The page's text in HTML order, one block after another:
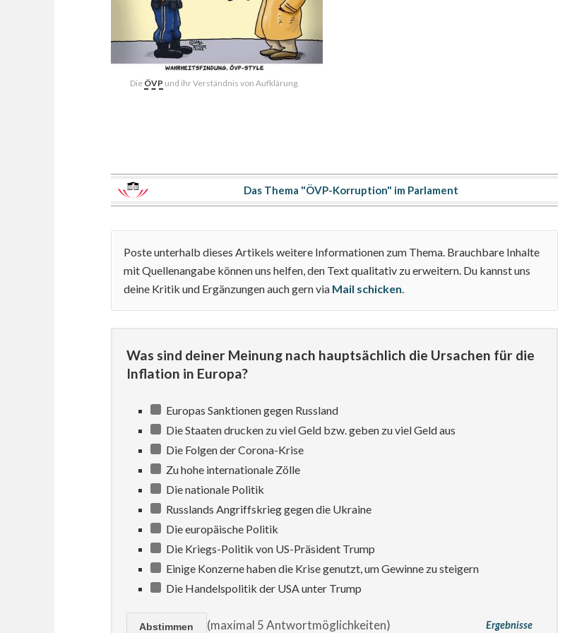
Die ÖVP und ihr Verständnis von Aufklärung.
Das Thema "ÖVP-Korruption" im Parlament
Poste unterhalb dieses Artikels weitere Informationen zum Thema. Brauchbare Inhalte
mit Quellenangabe können uns helfen, den Text qualitativ zu erweitern. Du kannst uns
deine Kritik und Ergänzungen auch gern via Mail schicken.
Was sind deiner Meinung nach hauptsächlich die Ursachen für die
Inflation in Europa?
Europas Sanktionen gegen Russland
Die Staaten drucken zu viel Geld bzw. geben zu viel Geld aus
Die Folgen der Corona-Krise
Zu hohe internationale Zölle
Die nationale Politik
Russlands Angriffskrieg gegen die Ukraine
Die europäische Politik
Die Kriegs-Politik von US-Präsident Trump
Einige Konzerne haben die Krise genutzt, um Gewinne zu steigern
Die Handelspolitik der USA unter Trump
Ergebnisse
(maximal 5 Antwortmöglichkeiten)